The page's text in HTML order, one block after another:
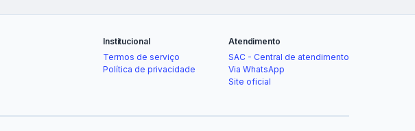
Institucional
Termos de serviço
Política de privacidade
Atendimento
SAC - Central de atendimento
Via WhatsApp
Site oficial